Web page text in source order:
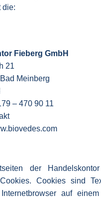
die:
Fieberg GmbH
21
Meinberg
– 470 90 11
der
Cookies sind
auf einem